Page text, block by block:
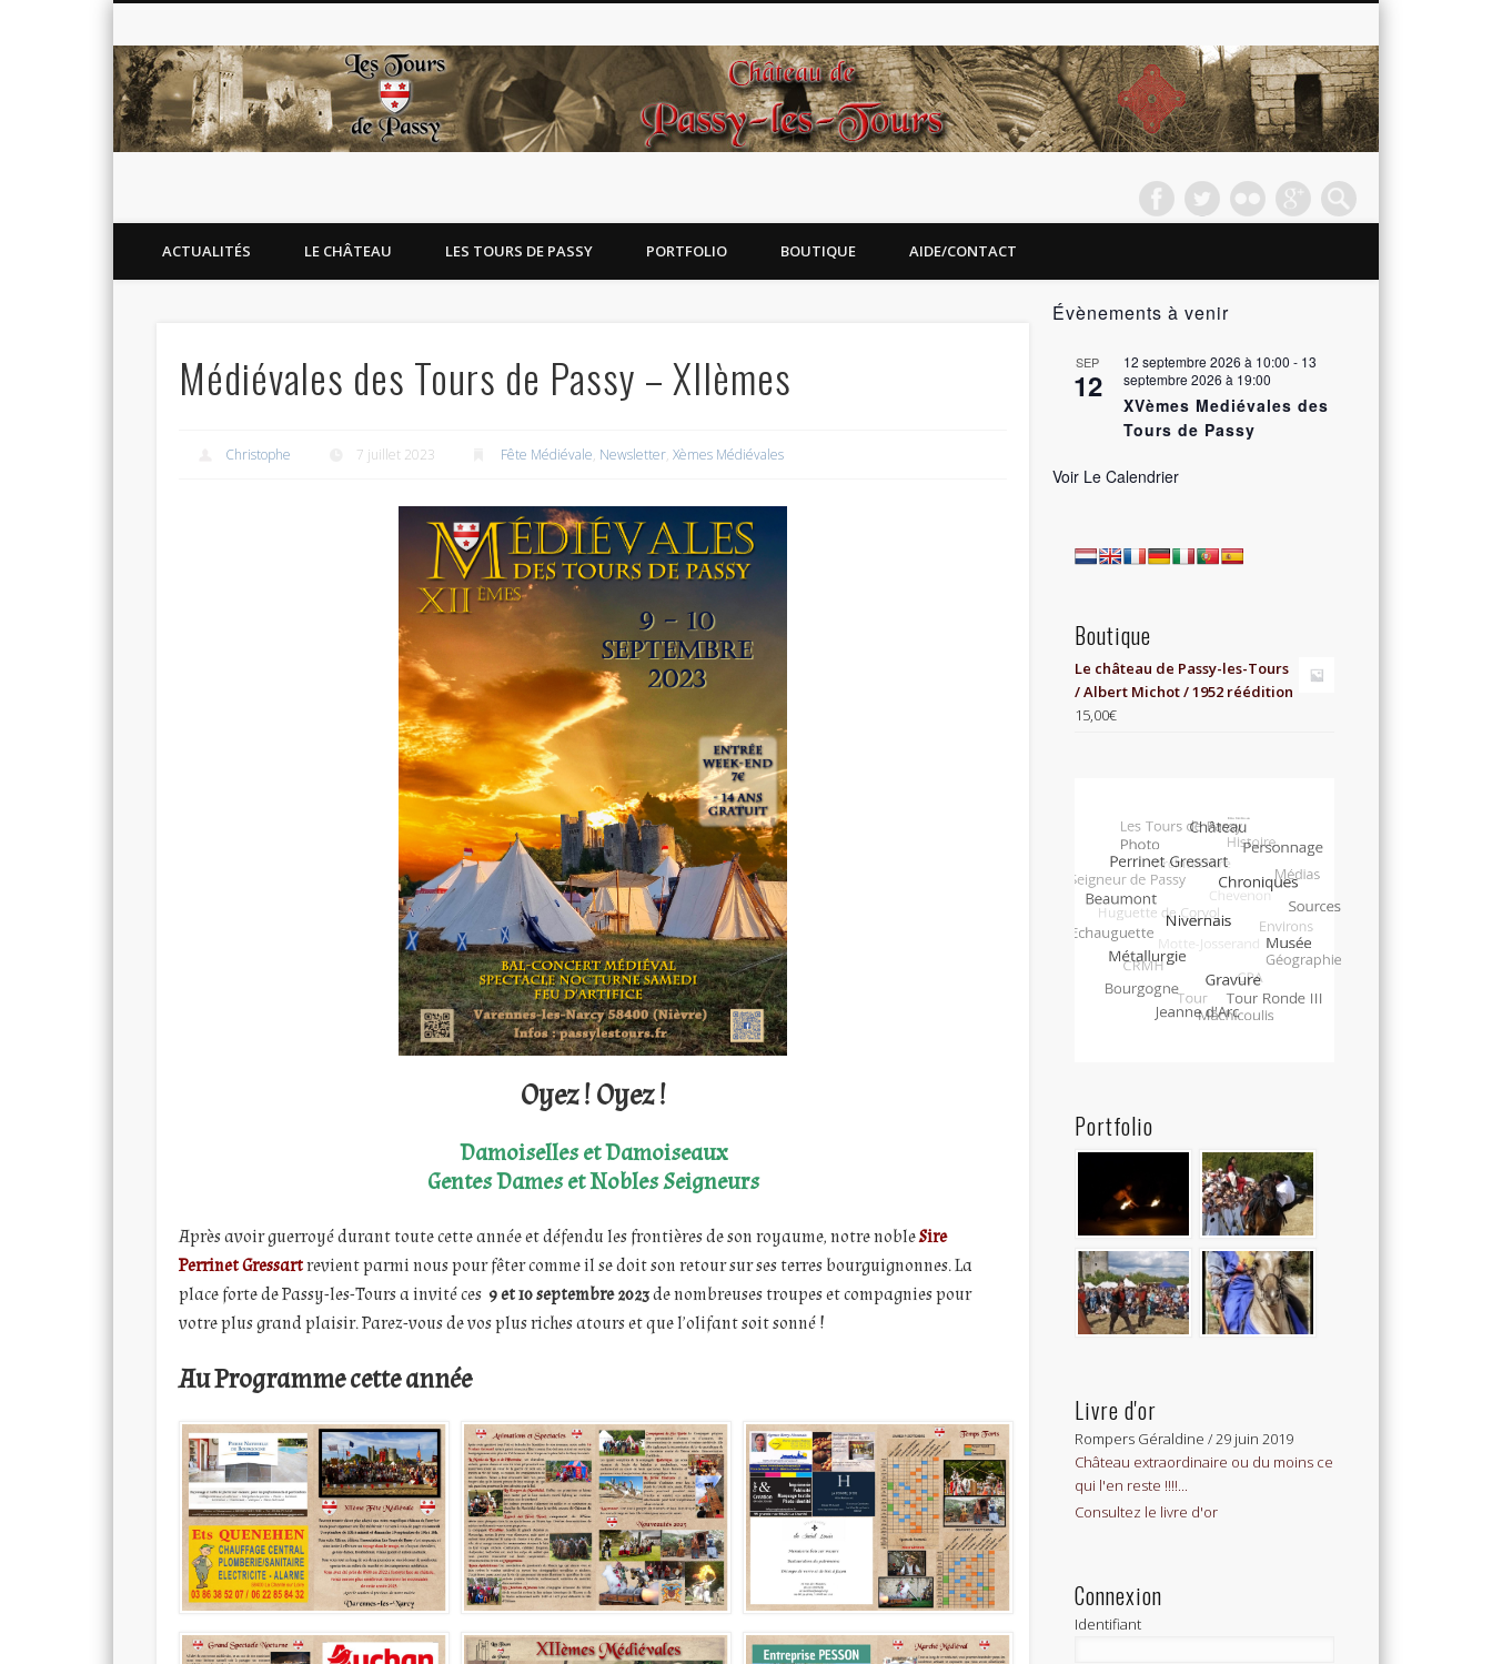
Blog de l'association Les Tours de Passy
ACTUALITÉS LE CHÂTEAU LES TOURS DE PASSY PORTFOLIO BOUTIQUE AIDE/CONTACT
Médiévales des Tours de Passy – XIIèmes
Christophe 7 juillet 2023 Fête Médiévale, Newsletter, Xèmes Médiévales
Oyez ! Oyez !
Damoiselles et Damoiseaux
Gentes Dames et Nobles Seigneurs
Après avoir guerroyé durant toute cette année et défendu les frontières de son royaume, notre nobleSire
Perrinet Gressartrevient parmi nous pour fêter comme il se doit son retour sur ses terres bourguignonnes. La
place forte de Passy-les-Tours a invité ces 9 et 10 septembre 2023de nombreuses troupes et compagnies pour
votre plus grand plaisir. Parez-vous de vos plus riches atours et que l’olifant soit sonné !
Au Programme cette année
Évènements à venir
SEP
12
12 septembre 2026 à 10:00 - 13
septembre 2026 à 19:00
XVèmes Mediévales des
Tours de Passy
Voir Le Calendrier
Boutique
Le château de Passy-les-Tours
/ Albert Michot / 1952 réédition
15,00€
Portfolio
Livre d'or
Emmanuel/25 septembre 2017
Joachim, notre 3ème fils, est allé à vos
médiévales et...
Consultez le livre d'or
Connexion
Identifiant